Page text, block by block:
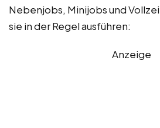
Nebenjobs, Minijobs und
sie in der Regel ausführen:
Anzeige